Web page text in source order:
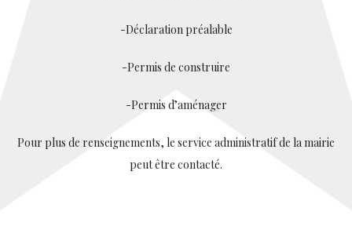
-Déclaration préalable
-Permis de construire
-Permis d’aménager
Pour plus de renseignements, le service administratif de la mairie
peut être contacté.